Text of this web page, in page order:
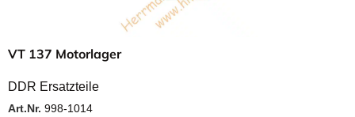
VT 137 Motorlager
DDR Ersatzteile
Art.Nr. 998-1014